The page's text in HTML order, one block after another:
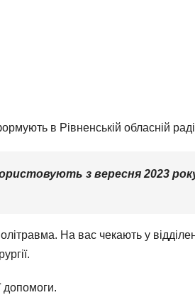
в Рівненській обласній
з вересня 2023
На вас чекають у
допомоги.